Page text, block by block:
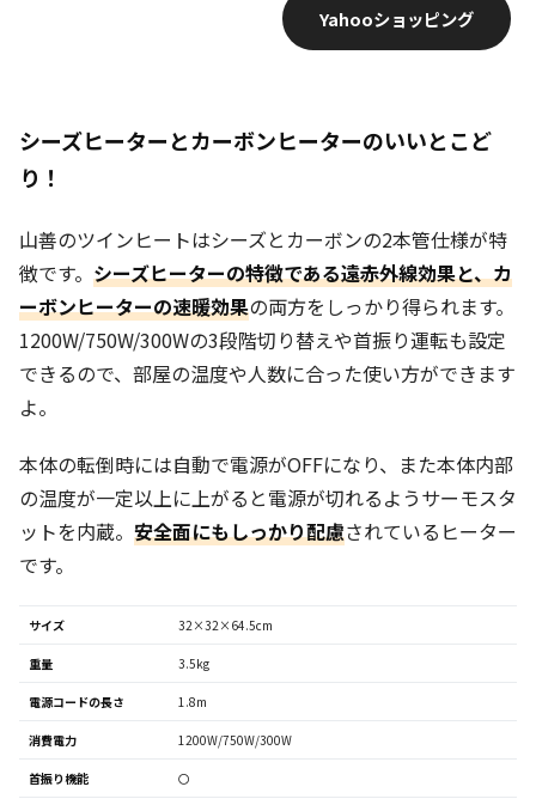
Yahooショッピング
シーズヒーターとカーボンヒーターのいいとこど
り！
山善のツインヒートはシーズとカーボンの2本管仕様が特
徴です。 シーズヒーターの特徴である遠赤外線効果と、カ
ーボンヒーターの速暖効果の両方をしっかり得られます。
1200W/750W/300Wの3段階切り替えや首振り運転も設定
できるので、部屋の温度や人数に合った使い方ができます
よ。
本体の転倒時には自動で電源がOFFになり、また本体内部
の温度が一定以上に上がると電源が切れるようサーモスタ
ットを内蔵。 安全面にもしっかり配慮されているヒーター
です。
サイズ 32×32×64.5cm
重量 3.5kg
電源コードの長さ 1.8m
消費電力 1200W/750W/300W
首振り機能 〇